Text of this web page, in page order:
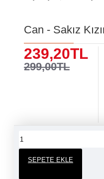
Can - Sakız
239,20TL
299,00TL
SEPETE EKLE
ÜRÜN YORUMLARI